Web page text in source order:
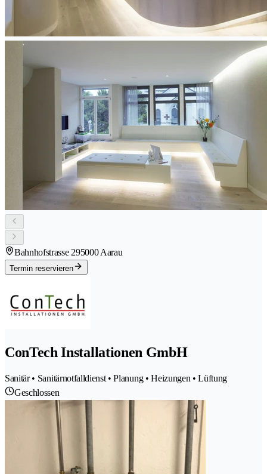
Bahnhofstrasse 295000 Aarau
Termin reservieren
ConTech Installationen GmbH
Sanitär • Sanitärnotfalldienst • Planung • Heizungen • Lüftung
Geschlossen